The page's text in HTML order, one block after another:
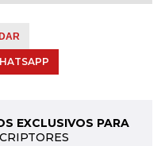
EXCLUSIVOS PARA